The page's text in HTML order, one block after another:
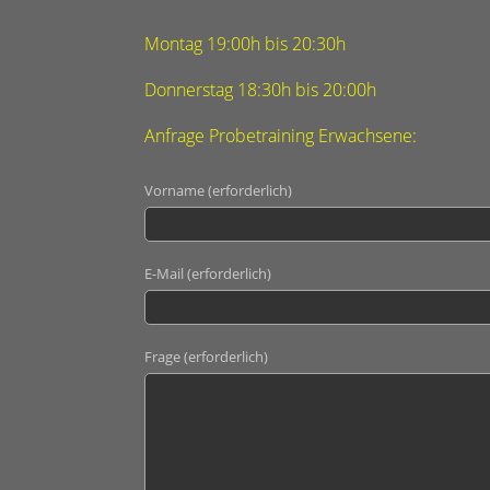
Montag 19:00h bis 20:30h
Donnerstag 18:30h bis 20:00h
Anfrage Probetraining Erwachsene:
Vorname (erforderlich)
E-Mail (erforderlich)
Frage (erforderlich)